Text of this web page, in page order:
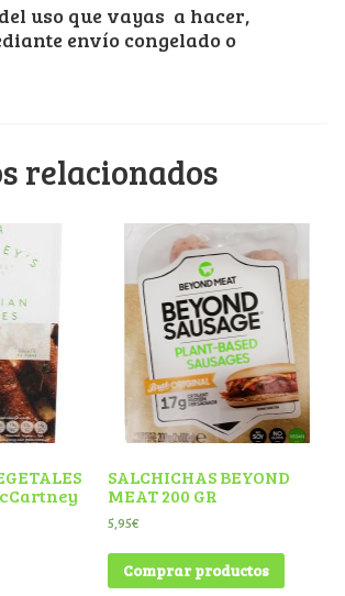
uso que vayas a hacer,
envío congelado o
relacionados
SALCHICHAS BEYOND
MEAT 200 GR
5,95€
Comprar productos